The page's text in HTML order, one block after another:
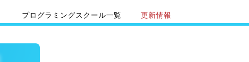
プログラミングスクール一覧 更新情報